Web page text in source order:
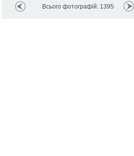
Всього фотографій: 1395